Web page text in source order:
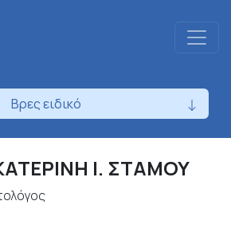
Βρες ειδικό
Ι. ΣΤΑΜΟΥ